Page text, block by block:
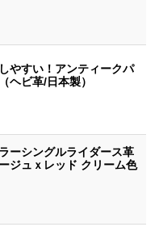
やすい！アンティークパ
ヘビ革/日本製）
ーシングルライダース革
ジュｘレッド クリーム色